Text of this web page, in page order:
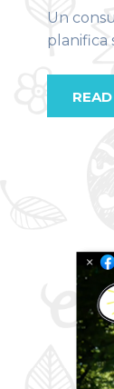
Un
planifica